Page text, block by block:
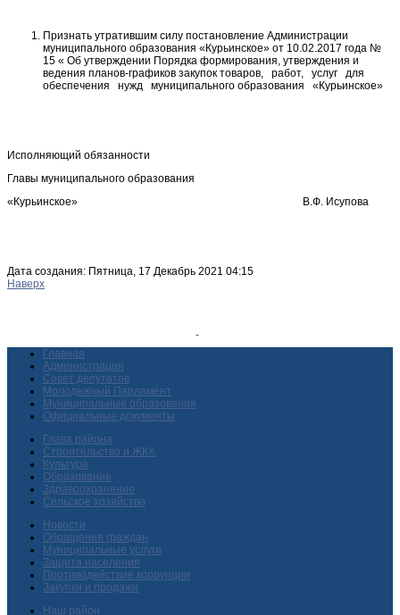
Признать утратившим силу постановление Администрации
муниципального образования «Курьинское» от 10.02.2017 года №
15 « Об утверждении Порядка формирования, утверждения и
ведения планов-графиков закупок товаров, работ, услуг для
обеспечения нужд муниципального образования «Курьинское»
Исполняющий обязанности
Главы муниципального образования
«Курьинское» В.Ф. Исупова
Дата создания: Пятница, 17 Декабрь 2021 04:15
Наверх
Главная
Администрация
Совет депутатов
Молодежный Парламент
Муниципальные образования
Официальные документы
Глава района
Строительство и ЖКХ
Культура
Образование
Здравоохранение
Сельское хозяйство
Новости
Обращения граждан
Муниципальные услуги
Защита населения
Противодействие коррупции
Закупки и продажи
Наш район